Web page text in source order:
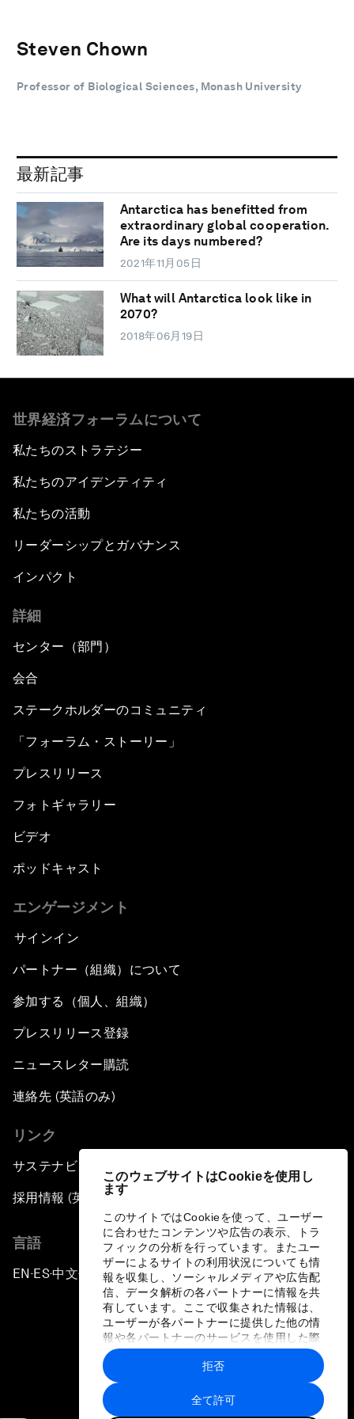
このウェブサイトはCookieを使用し
ます
このサイトではCookieを使って、ユーザー
に合わせたコンテンツや広告の表示、トラ
フィックの分析を行っています。またユー
ザーによるサイトの利用状況についても情
報を収集し、ソーシャルメディアや広告配
信、データ解析の各パートナーに情報を共
有しています。ここで収集された情報は、
ユーザーが各パートナーに提供した他の情
報や各パートナーのサービスを使用した際
に収集された情報と組み合わされ、各パー
トナーによって使用されることがありま
す。
全て許可
拒否
Steven Chown
Professor of Biological Sciences, Monash University
最新記事
Antarctica has benefitted from
extraordinary global cooperation.
Are its days numbered?
2021年11月05日
What will Antarctica look like in
2070?
2018年06月19日
世界経済フォーラムについて
私たちのストラテジー
私たちのアイデンティティ
私たちの活動
リーダーシップとガバナンス
インパクト
詳細
センター（部門）
会合
ステークホルダーのコミュニティ
「フォーラム・ストーリー」
プレスリリース
フォトギャラリー
ビデオ
ポッドキャスト
エンゲージメント
サインイン
パートナー（組織）について
参加する（個人、組織）
プレスリリース登録
ニュースレター購読
連絡先 (英語のみ)
リンク
サステナビリティへの取り組み
採用情報 (英語のみ)
言語
EN ▪ES▪中文▪ 日本語
プライバシーポリシーと利用規約
サイトマップ